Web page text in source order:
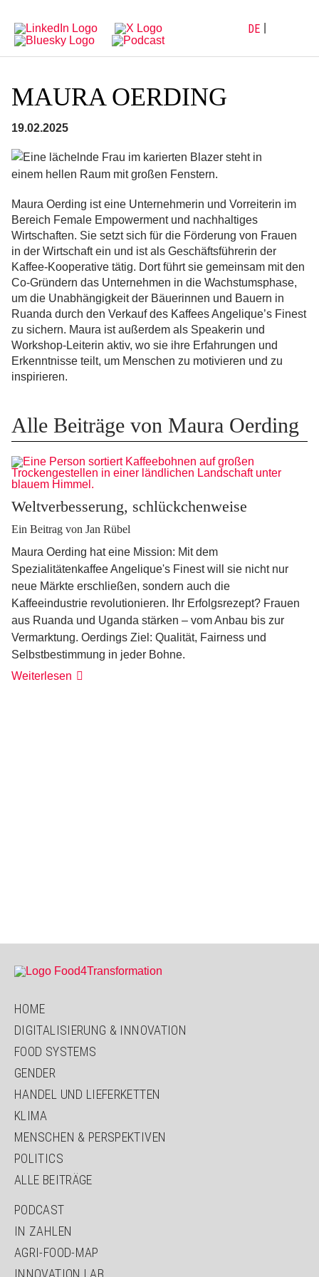
Hauptnavigation
Inhalt
DE
MAURA OERDING
19.02.2025
Maura Oerding ist eine Unternehmerin und Vorreiterin im
Bereich Female Empowerment und nachhaltiges
Wirtschaften. Sie setzt sich für die Förderung von Frauen
in der Wirtschaft ein und ist als Geschäftsführerin der
Kaffee-Kooperative tätig. Dort führt sie gemeinsam mit den
Co-Gründern das Unternehmen in die Wachstumsphase,
um die Unabhängigkeit der Bäuerinnen und Bauern in
Ruanda durch den Verkauf des Kaffees Angelique’s Finest
zu sichern. Maura ist außerdem als Speakerin und
Workshop-Leiterin aktiv, wo sie ihre Erfahrungen und
Erkenntnisse teilt, um Menschen zu motivieren und zu
inspirieren.
Alle Beiträge von Maura Oerding
Weltverbesserung, schlückchenweise
Ein Beitrag von Jan Rübel
Maura Oerding hat eine Mission: Mit dem
Spezialitätenkaffee Angelique's Finest will sie nicht nur
neue Märkte erschließen, sondern auch die
Kaffeeindustrie revolutionieren. Ihr Erfolgsrezept? Frauen
aus Ruanda und Uganda stärken – vom Anbau bis zur
Vermarktung. Oerdings Ziel: Qualität, Fairness und
Selbstbestimmung in jeder Bohne.
Weiterlesen
HOME
DIGITALISIERUNG & INNOVATION
FOOD SYSTEMS
GENDER
HANDEL UND LIEFERKETTEN
KLIMA
MENSCHEN & PERSPEKTIVEN
POLITICS
ALLE BEITRÄGE
PODCAST
IN ZAHLEN
AGRI-FOOD-MAP